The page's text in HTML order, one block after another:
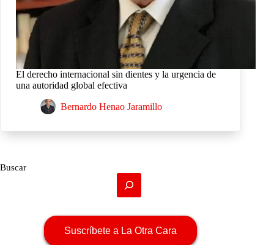
El derecho internacional sin dientes y la urgencia de
una autoridad global efectiva
Bernardo Henao Jaramillo
Buscar
Suscríbete a La Otra Cara